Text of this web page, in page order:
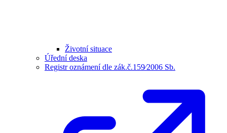
Životní situace
Úřední deska
Registr oznámení dle zák.č.159⁄2006 Sb.